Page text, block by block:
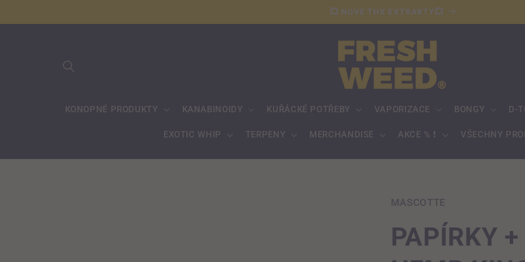
💥 NOVÉ THX EXTRAKTY💥
KONOPNÉ PRODUKTY KANABINOIDY KUŘÁCKÉ POTŘEBY VAPORIZACE BONGY D-
EXOTIC WHIP TERPENY MERCHANDISE AKCE % ❗️ VŠECHNY
MASCOTTE
PAPÍRKY